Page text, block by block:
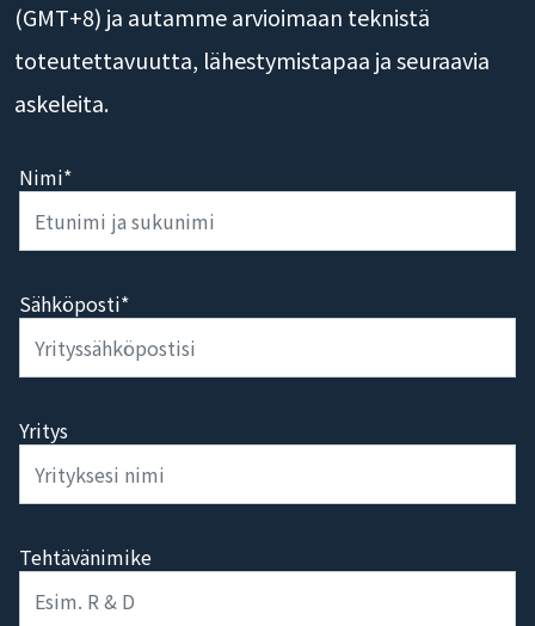
(GMT+8) ja autamme arvioimaan teknistä
toteutettavuutta, lähestymistapaa ja seuraavia
askeleita.
Nimi*
Sähköposti*
Yritys
Tehtävänimike